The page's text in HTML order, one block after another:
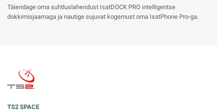
Täiendage oma suhtluslahendust IsatDOCK PRO intelligentse
dokkimisjaamaga ja nautige sujuvat kogemust oma IsatPhone Pro-ga.
TS2 SPACE